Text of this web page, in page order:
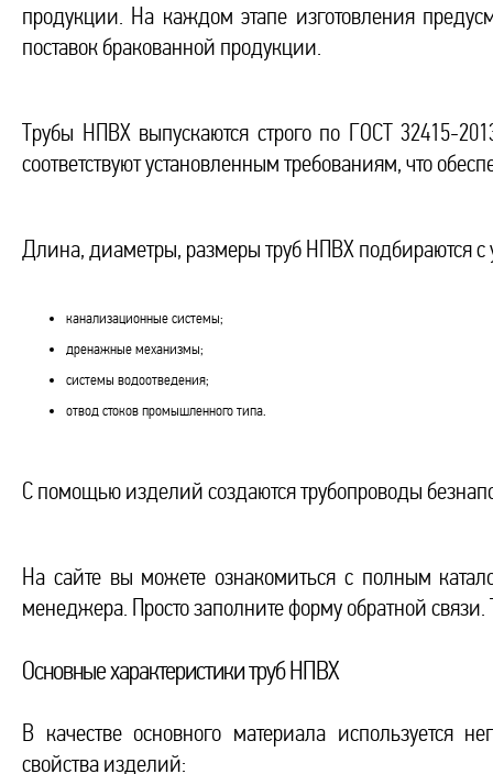
продукции. На каждом этапе изготовления
поставок бракованной продукции.
Трубы НПВХ выпускаются строго по ГОСТ 32415-
соответствуют установленным требованиям, что
Длина, диаметры, размеры труб НПВХ подбираются с
канализационные системы;
дренажные механизмы;
системы водоотведения;
отвод стоков промышленного типа.
С помощью изделий создаются трубопроводы
На сайте вы можете ознакомиться с полным
менеджера. Просто заполните форму обратной
Основные характеристики труб НПВХ
В качестве основного материала используется
свойства изделий: